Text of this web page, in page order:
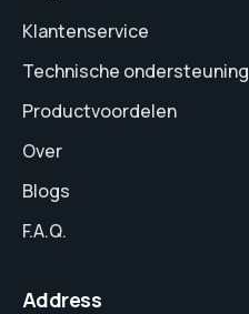
Klantenservice
Technische ondersteuning
Productvoordelen
Over
Blogs
F.A.Q.
Address